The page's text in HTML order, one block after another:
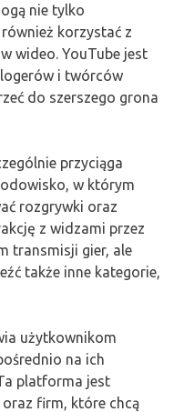
nie tylko
korzystać z
wideo. YouTube jest
i twórców
do szerszego grona
przyciąga
w którym
rozgrywki oraz
z widzami przez
transmisji gier, ale
także inne kategorie,
użytkownikom
na ich
platforma jest
firm, które chcą